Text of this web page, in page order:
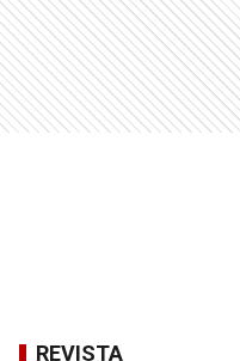
REVISTA